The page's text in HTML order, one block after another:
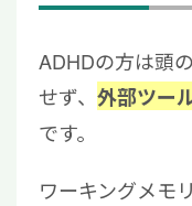
ADHDの方は頭
せず、 外部ツー
です。
ワーキングメモ